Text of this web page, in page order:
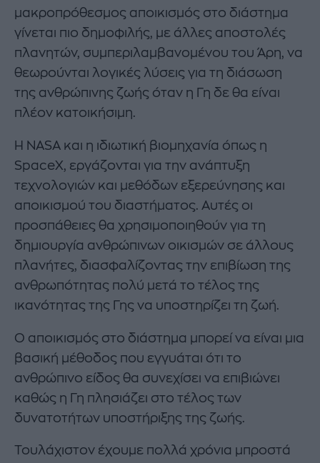
μακροπρόθεσμος αποικισμός στο διάστημα
γίνεται πιο δημοφιλής, με άλλες αποστολές
πλανητών, συμπεριλαμβανομένου του Άρη, να
θεωρούνται λογικές λύσεις για τη διάσωση
της ανθρώπινης ζωής όταν η Γη δε θα είναι
πλέον κατοικήσιμη.
Η NASA και η ιδιωτική βιομηχανία όπως η
SpaceX, εργάζονται για την ανάπτυξη
τεχνολογιών και μεθόδων εξερεύνησης και
αποικισμού του διαστήματος. Αυτές οι
προσπάθειες θα χρησιμοποιηθούν για τη
δημιουργία ανθρώπινων οικισμών σε άλλους
πλανήτες, διασφαλίζοντας την επιβίωση της
ανθρωπότητας πολύ μετά το τέλος της
ικανότητας της Γης να υποστηρίζει τη ζωή.
Ο αποικισμός στο διάστημα μπορεί να είναι μια
βασική μέθοδος που εγγυάται ότι το
ανθρώπινο είδος θα συνεχίσει να επιβιώνει
καθώς η Γη πλησιάζει στο τέλος των
δυνατοτήτων υποστήριξης της ζωής.
Τουλάχιστον έχουμε πολλά χρόνια μπροστά